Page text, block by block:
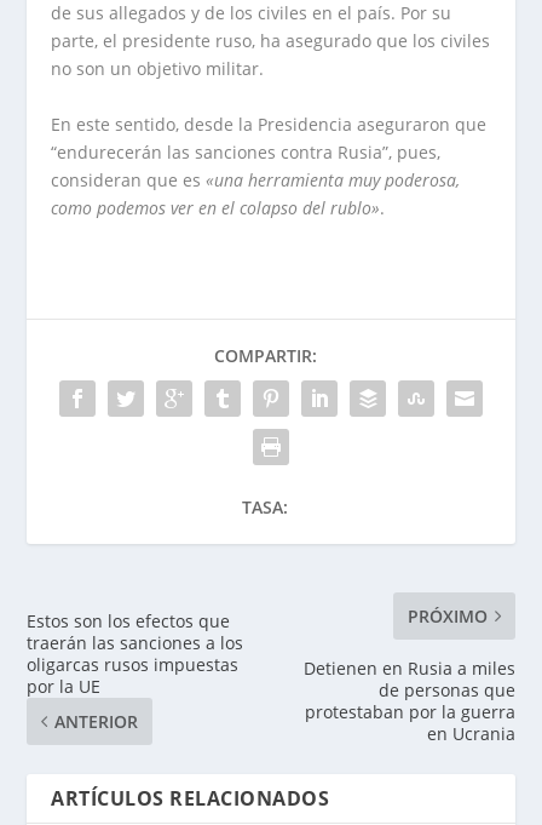
de sus allegados y de los civiles en el país. Por su
parte, el presidente ruso, ha asegurado que los civiles
no son un objetivo militar.
En este sentido, desde la Presidencia aseguraron que
“endurecerán las sanciones contra Rusia”, pues,
consideran que es«una herramienta muy poderosa,
como podemos ver en el colapso del rublo».
COMPARTIR:
TASA:
Estos son los efectos que
traerán las sanciones a los
oligarcas rusos impuestas
por la UE
ANTERIOR
PRÓXIMO
Detienen en Rusia a miles
de personas que
protestaban por la guerra
en Ucrania
ARTÍCULOS RELACIONADOS